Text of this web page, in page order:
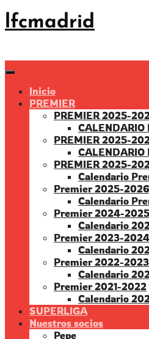
Saltar
al
lfcmadrid
Inicio
PREMIER
PREMIER 2025-
CALENDARIO
PREMIER 2025-
CALENDARIO
PREMIER 2025-
Calendario
Premier 2025-2026
Calendario
Premier 2024-2025
Calendario
Premier 2023-2024
Calendario
Premier 2022-2023
Calendario
Premier 2021-2022
Calendario
SUPERLIGA
Nuestros socios
Pepe